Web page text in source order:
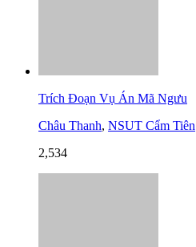
Trích Đoạn Vụ Án Mã Ngưu
Châu Thanh, NSUT Cẩm Tiên
2,534